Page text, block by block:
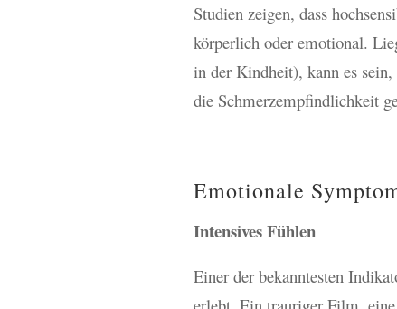
Studien zeigen, dass
körperlich oder emotional.
in der Kindheit), kann es sein,
die Schmerzempfindlichkeit
Emotionale
Intensives Fühlen
Einer der bekanntesten